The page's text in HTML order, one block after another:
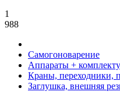
1
988
Самогоноварение
Аппараты +
Краны, переходники,
Заглушка, внешняя